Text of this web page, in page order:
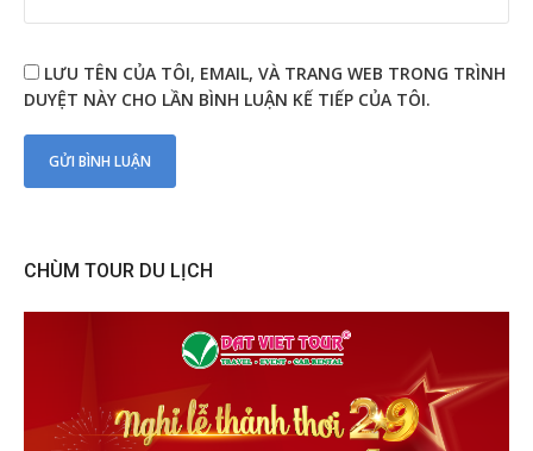
LƯU TÊN CỦA TÔI, EMAIL, VÀ TRANG WEB TRONG TRÌNH
DUYỆT NÀY CHO LẦN BÌNH LUẬN KẾ TIẾP CỦA TÔI.
CHÙM TOUR DU LỊCH